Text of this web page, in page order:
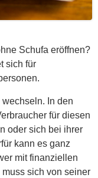
Schufa eröffnen?
sich für
In den
für diesen
oder sich bei ihrer
kann es ganz
mit finanziellen
sich von seiner